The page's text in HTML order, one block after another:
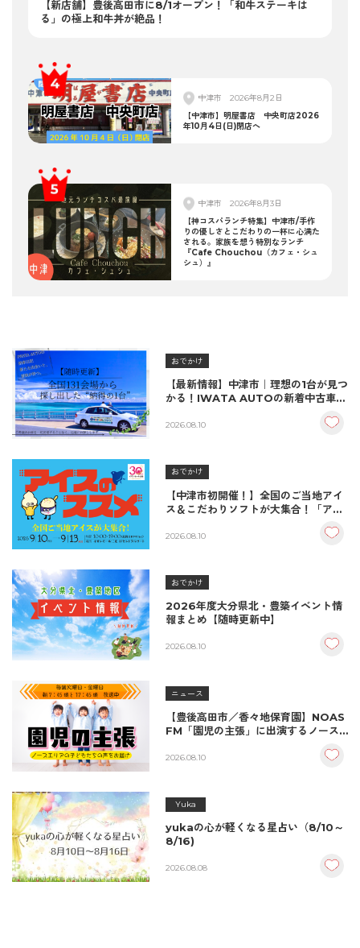
【新店舗】豊後高田市に8/1オープン！「和牛ステーキは
る」の極上和牛丼が絶品！
中津市
2026年8月2日
【中津市】明屋書店 中央町店2026
年10月4日(日)閉店へ
中津市
2026年8月3日
【神コスパランチ特集】中津市/手作
りの優しさとこだわりの一杯に心満た
される。家族を想う特別なランチ
『Cafe Chouchou（カフェ・シュ
シュ）』
おでかけ
【最新情報】中津市｜理想の1台が見つ
かる！IWATA AUTOの新着中古車＆
2026.08.10
おでかけ
【中津市初開催！】全国のご当地アイ
ス＆こだわりソフトが大集合！「アイ
2026.08.10
おでかけ
2026年度大分県北・豊築イベント情
報まとめ【随時更新中】
2026.08.10
ニュース
【豊後高田市／香々地保育園】NOAS
FM「園児の主張」に出演するノース
2026.08.10
Yuka
yukaの心が軽くなる星占い（8/10～
8/16)
2026.08.08